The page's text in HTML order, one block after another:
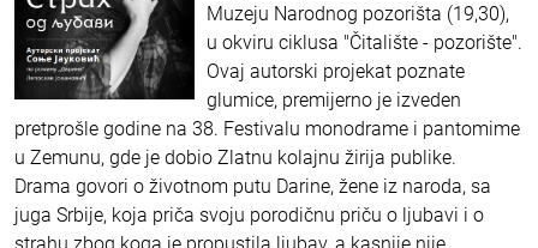
Muzeju Narodnog pozorišta (19,30),
u okviru ciklusa "Čitalište - pozorište".
Ovaj autorski projekat poznate
glumice, premijerno je izveden
pretprošle godine na 38. Festivalu monodrame i pantomime
u Zemunu, gde je dobio Zlatnu kolajnu žirija publike.
Drama govori o životnom putu Darine, žene iz naroda, sa
juga Srbije, koja priča svoju porodičnu priču o ljubavi i o
strahu zbog koga je propustila ljubav, a kasnije nije